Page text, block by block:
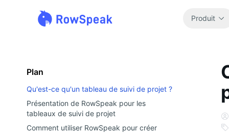
Produit
Plan
Qu'est-ce qu'un tableau de suivi de projet ?
Présentation de RowSpeak pour les
tableaux de suivi de projet
Comment utiliser RowSpeak pour créer